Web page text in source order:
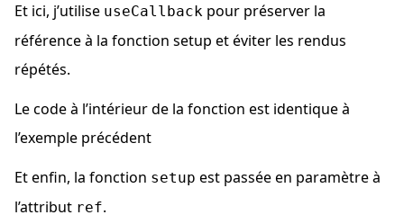
Et ici, j’utilise useCallback pour préserver la
référence à la fonction setup et éviter les rendus
répétés.
Le code à l’intérieur de la fonction est identique à
l’exemple précédent
Et enfin, la fonction setup est passée en paramètre à
l’attribut ref.